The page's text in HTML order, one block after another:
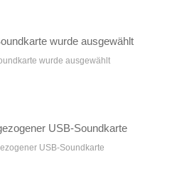
wurde ausgewählt
USB-Soundkarte